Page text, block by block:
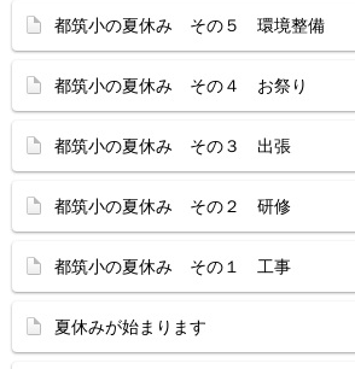
都筑小の夏休み その５ 環境整備
都筑小の夏休み その４ お祭り
都筑小の夏休み その３ 出張
都筑小の夏休み その２ 研修
都筑小の夏休み その１ 工事
夏休みが始まります